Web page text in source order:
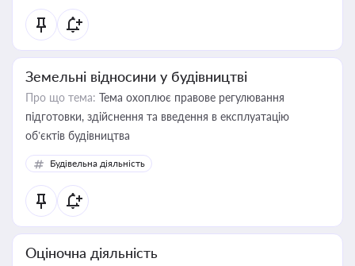
Земельні відносини у будівництві
Про що тема: Тема охоплює правове регулювання
підготовки, здійснення та введення в експлуатацію
об’єктів будівництва
Будівельна діяльність
Оціночна діяльність